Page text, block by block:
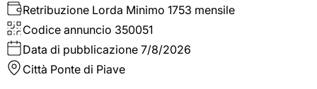
Retribuzione Lorda Minimo 1753 mensile
Codice annuncio 350051
Data di pubblicazione 7/8/2026
Città Ponte di Piave